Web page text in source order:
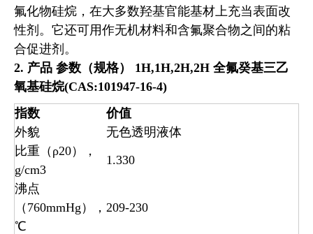
氟化物硅烷，在大多数羟基官能基材上充当表面改
性剂。它还可用作无机材料和含氟聚合物之间的粘
合促进剂。
2. 产品 参数（规格） 1H,1H,2H,2H 全氟癸基三乙
氧基硅烷(CAS:101947-16-4)
指数
价值
外貌
无色透明液体
比重（ρ20），
g/cm3
1.330
沸点
（760mmHg），
℃
209-230